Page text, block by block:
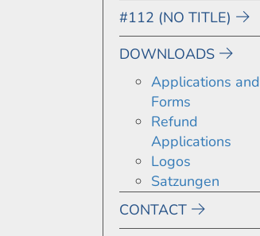
#112 (NO TITLE)
DOWNLOADS
Applications and
Forms
Refund
Applications
Logos
Satzungen
CONTACT